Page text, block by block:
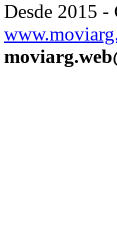
Desde 2015